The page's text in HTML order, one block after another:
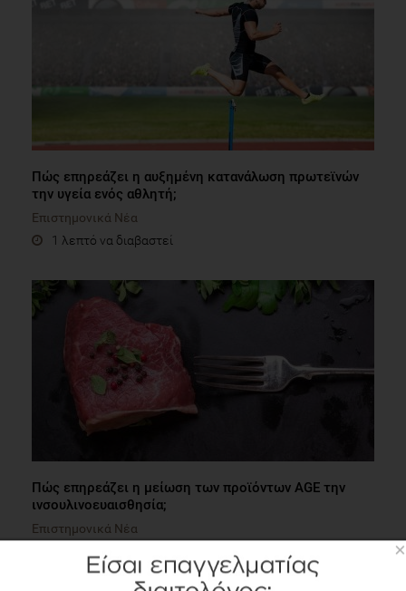
Πώς επηρεάζει η αυξημένη κατανάλωση πρωτεϊνών
την υγεία ενός αθλητή;
Επιστημονικά Νέα
1 λεπτό να διαβαστεί
Πώς επηρεάζει η μείωση των προϊόντων AGE την
ινσουλινοευαισθησία;
Επιστημονικά Νέα
×